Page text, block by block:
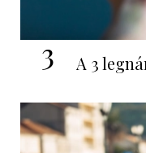
3 A 3